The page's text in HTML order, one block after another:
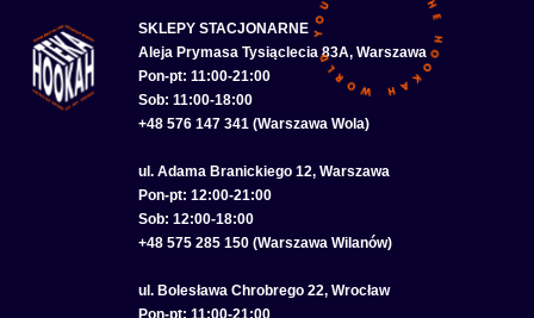
SKLEPY STACJONARNE
Aleja Prymasa Tysiąclecia 83A, Warszawa
Pon-pt: 11:00-21:00
Sob: 11:00-18:00
+48 576 147 341 (Warszawa Wola)
ul. Adama Branickiego 12, Warszawa
Pon-pt: 12:00-21:00
Sob: 12:00-18:00
+48 575 285 150 (Warszawa Wilanów)
ul. Bolesława Chrobrego 22, Wrocław
Pon-pt: 11:00-21:00